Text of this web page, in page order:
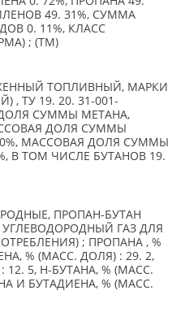
49. 31%, СУММА
0. 11%, КЛАСС
; (TM)
ТОПЛИВНЫЙ, МАРКИ
ТУ 19. 20. 31-001-
ДОЛЯ СУММЫ МЕТАНА,
ДОЛЯ СУММЫ
МАССОВАЯ ДОЛЯ СУММЫ
В ТОМ ЧИСЛЕ БУТАНОВ 19.
ПРОПАН-БУТАН
ГАЗ ДЛЯ
; ПРОПАНА , %
% (МАСС. ДОЛЯ) : 29. 2,
5, Н-БУТАНА, % (МАСС.
И БУТАДИЕНА, % (МАСС.